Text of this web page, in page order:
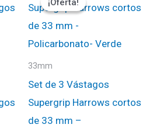
¡Oferta!
¡Oferta!
33mm
Set de 3 Vástagos
Supergrip Harrows cortos
de 33 mm –
original
₡2000.
actual